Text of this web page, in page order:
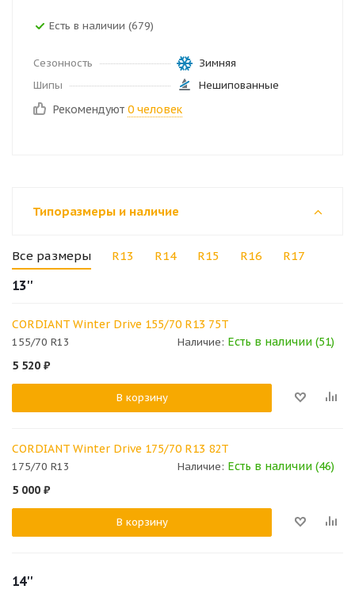
Есть в наличии (679)
Сезонность
Зимняя
Шипы
Нешипованные
Рекомендуют 0 человек
Типоразмеры и наличие
Все размеры R13 R14 R15 R16 R17
13''
CORDIANT Winter Drive 155/70 R13 75T
155/70 R13 Наличие: Есть в наличии (51)
5 520 ₽
В корзину
CORDIANT Winter Drive 175/70 R13 82T
175/70 R13 Наличие: Есть в наличии (46)
5 000 ₽
В корзину
14''